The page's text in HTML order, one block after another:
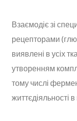
Взаємодіє зі
рецепторами
виявлені в усіх
утворенням
тому числі
життєдіяльності в